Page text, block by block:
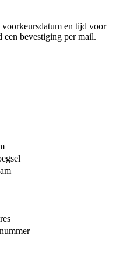
en tijd voor
bevestiging per mail.